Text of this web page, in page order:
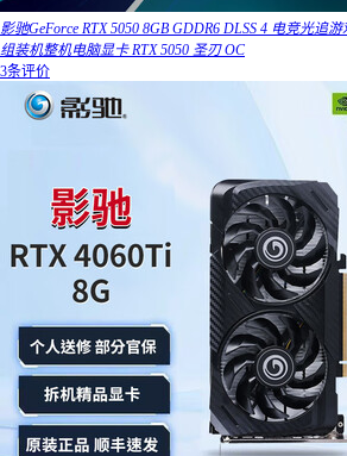
影驰GeForce RTX 5050 8GB GDDR6 DLSS 4 电竞光追
组装机整机电脑显卡 RTX 5050 圣刃 OC
3条评价